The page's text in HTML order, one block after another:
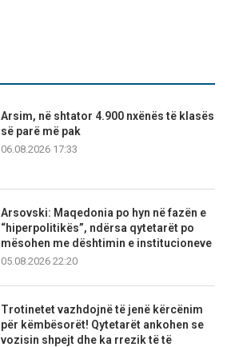
Arsim, në shtator 4.900 nxënës të klasës
së parë më pak
06.08.2026 17:33
Arsovski: Maqedonia po hyn në fazën e
“hiperpolitikës”, ndërsa qytetarët po
mësohen me dështimin e institucioneve
05.08.2026 22:20
Trotinetet vazhdojnë të jenë kërcënim
për këmbësorët! Qytetarët ankohen se
vozisin shpejt dhe ka rrezik të të